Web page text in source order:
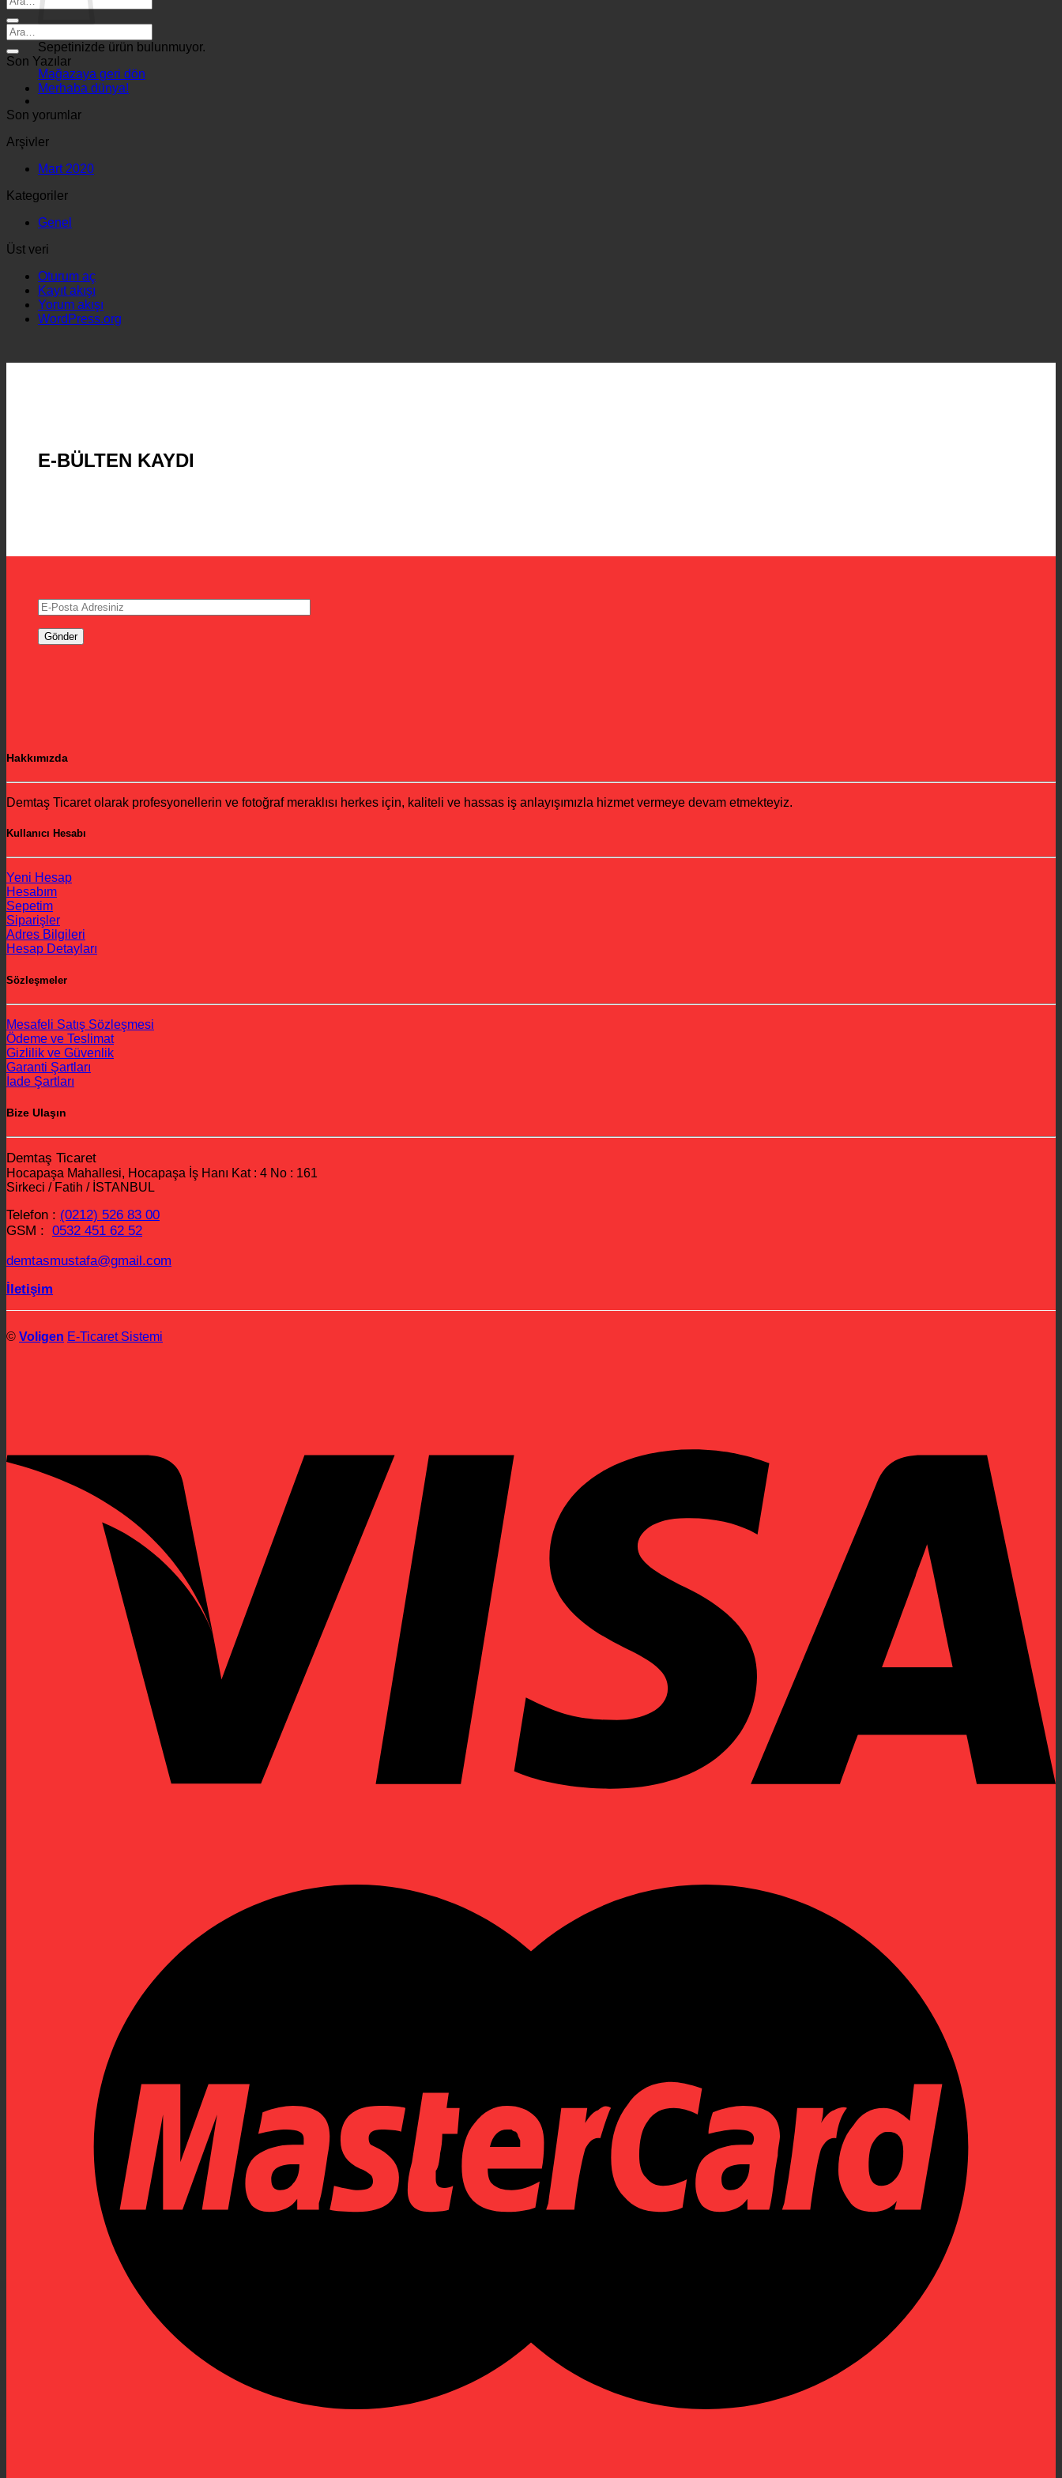
Sepetinizde ürün bulunmuyor.
Mağazaya geri dön
Son Yazılar
Merhaba dünya!
Son yorumlar
Arşivler
Mart 2020
Kategoriler
Genel
Üst veri
Oturum aç
Kayıt akışı
Yorum akışı
WordPress.org
E-BÜLTEN KAYDI
Hakkımızda
Demtaş Ticaret olarak profesyonellerin ve fotoğraf meraklısı herkes için, kaliteli ve hassas iş anlayışımızla hizmet vermeye devam etmekteyiz.
Kullanıcı Hesabı
Yeni Hesap
Hesabım
Sepetim
Siparişler
Adres Bilgileri
Hesap Detayları
Sözleşmeler
Mesafeli Satış Sözleşmesi
Ödeme ve Teslimat
Gizlilik ve Güvenlik
Garanti Şartları
İade Şartları
Bize Ulaşın
Demtaş Ticaret
Hocapaşa Mahallesi, Hocapaşa İş Hanı Kat : 4 No : 161
Sirkeci / Fatih / İSTANBUL
Telefon : (0212) 526 83 00
GSM : 0532 451 62 52
demtasmustafa@gmail.com
İletişim
© Voligen E-Ticaret Sistemi